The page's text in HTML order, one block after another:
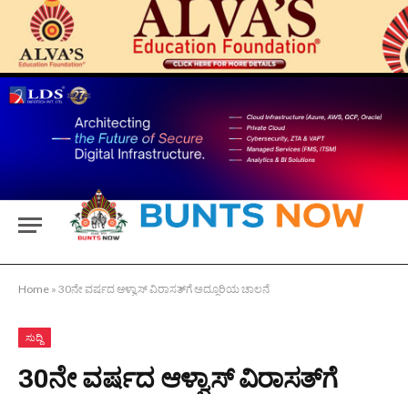
Home » 30ನೇ ವರ್ಷದ ಆಳ್ವಾಸ್ ವಿರಾಸತ್‍ಗೆ ಅದ್ಧೂರಿಯ ಚಾಲನೆ
ಸುದ್ದಿ
30ನೇ ವರ್ಷದ ಆಳ್ವಾಸ್ ವಿರಾಸತ್‍ಗೆ